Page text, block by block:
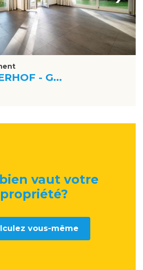
- G...
vaut votre
propriété?
vous-même